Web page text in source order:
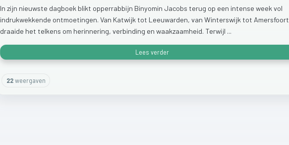
In zijn nieuwste dagboek blikt opperrabbijn Binyomin Jacobs terug op een intense week vol
indrukwekkende ontmoetingen. Van Katwijk tot Leeuwarden, van Winterswijk tot Amersfoort
draaide het telkens om herinnering, verbinding en waakzaamheid. Terwijl ...
Lees verder
22weergaven